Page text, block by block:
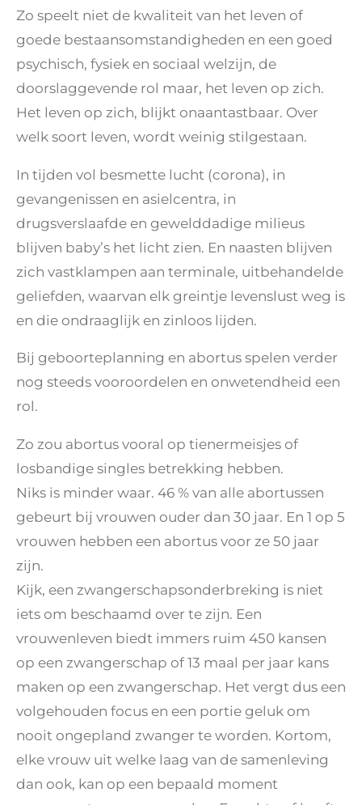
Zo speelt niet de kwaliteit van het leven of
goede bestaansomstandigheden en een goed
psychisch, fysiek en sociaal welzijn, de
doorslaggevende rol maar, het leven op zich.
Het leven op zich, blijkt onaantastbaar. Over
welk soort leven, wordt weinig stilgestaan.
In tijden vol besmette lucht (corona), in
gevangenissen en asielcentra, in
drugsverslaafde en gewelddadige milieus
blijven baby’s het licht zien. En naasten blijven
zich vastklampen aan terminale, uitbehandelde
geliefden, waarvan elk greintje levenslust weg is
en die ondraaglijk en zinloos lijden.
Bij geboorteplanning en abortus spelen verder
nog steeds vooroordelen en onwetendheid een
rol.
Zo zou abortus vooral op tienermeisjes of
losbandige singles betrekking hebben.
Niks is minder waar. 46 % van alle abortussen
gebeurt bij vrouwen ouder dan 30 jaar. En 1 op 5
vrouwen hebben een abortus voor ze 50 jaar
zijn.
Kijk, een zwangerschapsonderbreking is niet
iets om beschaamd over te zijn. Een
vrouwenleven biedt immers ruim 450 kansen
op een zwangerschap of 13 maal per jaar kans
maken op een zwangerschap. Het vergt dus een
volgehouden focus en een portie geluk om
nooit ongepland zwanger te worden. Kortom,
elke vrouw uit welke laag van de samenleving
dan ook, kan op een bepaald moment